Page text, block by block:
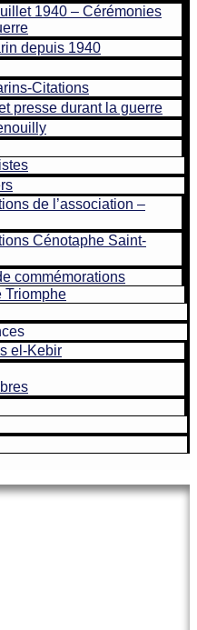
1940 – Cérémonies
depuis 1940
Citations
presse durant la guerre
de l’association –
Cénotaphe Saint-
commémorations
Triomphe
el-Kebir